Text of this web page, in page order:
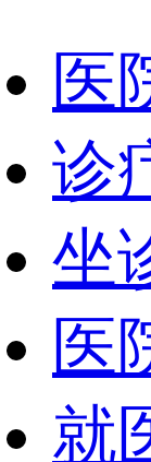
医
诊
坐
医
就